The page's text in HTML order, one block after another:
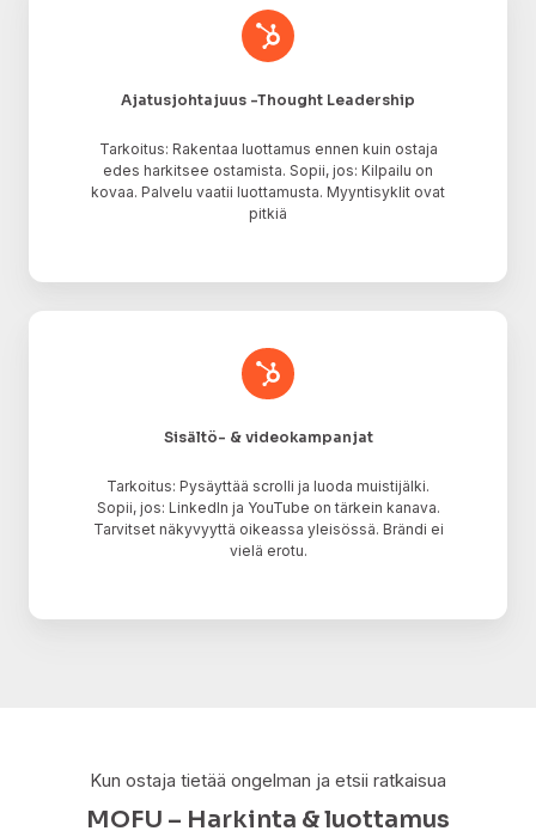
Ajatusjohtajuus -Thought Leadership
Tarkoitus: Rakentaa luottamus ennen kuin ostaja
edes harkitsee ostamista. Sopii, jos: Kilpailu on
kovaa. Palvelu vaatii luottamusta. Myyntisyklit ovat
pitkiä
Thought
Leadership
Sisältö- & videokampanjat
Tarkoitus: Pysäyttää scrolli ja luoda muistijälki.
Sopii, jos: LinkedIn ja YouTube on tärkein kanava.
Tarvitset näkyvyyttä oikeassa yleisössä. Brändi ei
vielä erotu.
videokampanjat
Kun ostaja tietää ongelman ja etsii ratkaisua
MOFU – Harkinta & luottamus